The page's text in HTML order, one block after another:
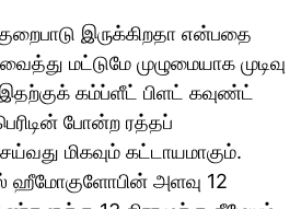
இருக்கிறதா என்பதை
மட்டுமே முழுமையாக முடிவு
இதற்குக் கம்ப்ளீட் பிளட் கவுண்ட்
போன்ற ரத்தப்
மிகவும் கட்டாயமாகும்.
ஹீமோகுளோபின் அளவு 12